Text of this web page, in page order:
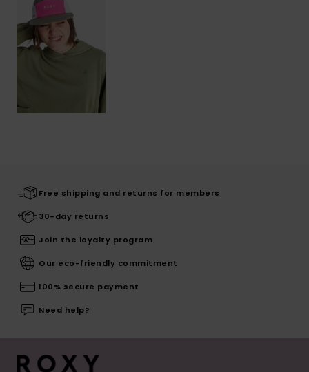
Free shipping and returns for members
30-day returns
Join the loyalty program
Our eco-friendly commitment
100% secure payment
Need help?